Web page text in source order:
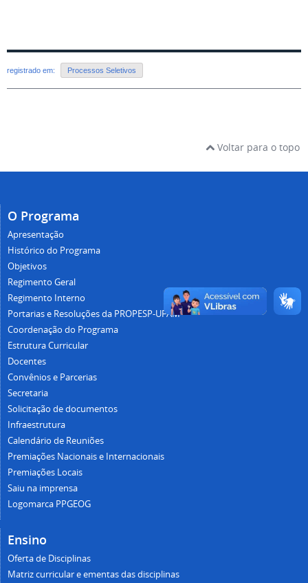
registrado em: Processos Seletivos
Voltar para o topo
O Programa
Apresentação
Histórico do Programa
Objetivos
Regimento Geral
Regimento Interno
Portarias e Resoluções da PROPESP-UFAM
Coordenação do Programa
Estrutura Curricular
Docentes
Convênios e Parcerias
Secretaria
Solicitação de documentos
Infraestrutura
Calendário de Reuniões
Premiações Nacionais e Internacionais
Premiações Locais
Saiu na imprensa
Logomarca PPGEOG
Ensino
Oferta de Disciplinas
Matriz curricular e ementas das disciplinas